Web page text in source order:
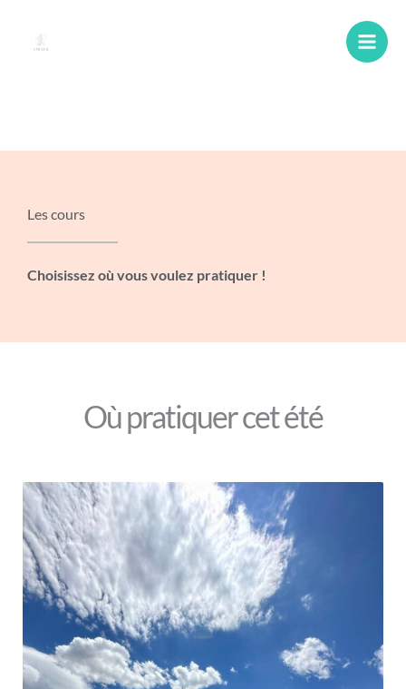
Les cours
Choisissez où vous voulez pratiquer !
Où pratiquer cet été